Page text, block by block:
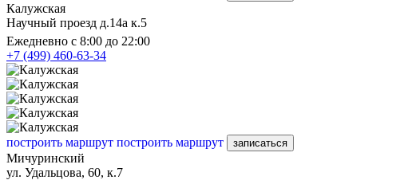
Калужская
Научный проезд д.14а к.5
Ежедневно с 8:00 до 22:00
+7 (499) 460-63-34
построить маршрут построить маршрут записаться
Мичуринский
ул. Удальцова, 60, к.7